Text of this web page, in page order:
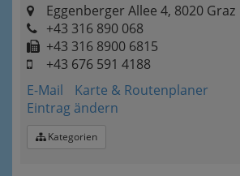
Eggenberger Allee 4, 8020 Graz
+43 316 890 068
+43 316 8900 6815
+43 676 591 4188
E-Mail
Karte & Routenplaner
Eintrag ändern
Kategorien